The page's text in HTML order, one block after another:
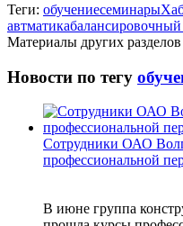
Теги: обучениесеминары
автматикабалансировочный
Материалы других разделов
Новости по тегу
Сотрудники ОАО
профессиональной
В июне группа